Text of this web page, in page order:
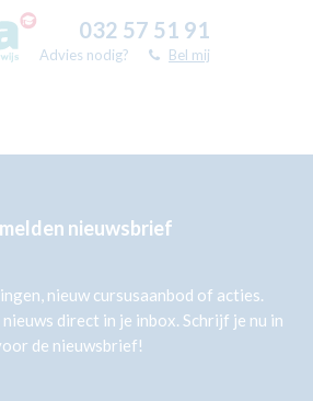
032 57 51 91
Advies nodig? Bel mij
nieuwsbrief
nieuw cursusaanbod of acties.
direct in je inbox. Schrijf je nu in
de nieuwsbrief!